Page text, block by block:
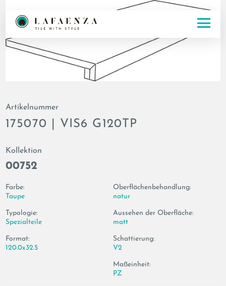
Artikelnummer
175070 | VIS6 G120TP
Kollektion
00752
Farbe:
Taupe
Typologie:
Spezialteile
Format:
120.0x32.5
Oberflächenbehandlung:
natur
Aussehen der Oberfläche:
matt
Schattierung:
V2
Maßeinheit:
PZ